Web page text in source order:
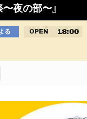
〜夜の部〜』
る OPEN 18:00